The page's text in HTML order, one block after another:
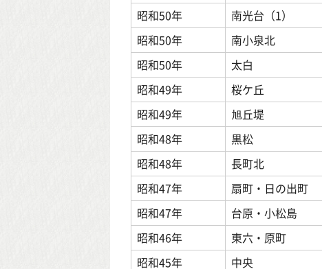
昭和50年
南光台（1）
昭和50年
南小泉北
昭和50年
太白
昭和49年
桜ケ丘
昭和49年
旭丘堤
昭和48年
黒松
昭和48年
長町北
昭和47年
扇町・日の出町
昭和47年
台原・小松島
昭和46年
東六・原町
昭和45年
中央